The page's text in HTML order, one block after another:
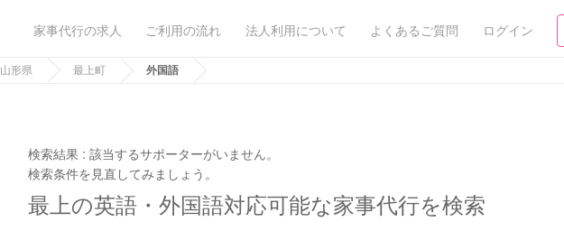
家事代行の求人 ご利用の流れ 法人利用について よくあるご質問 ログイン
山形県 最上町 外国語
検索結果 :該当するサポーターがいません。
検索条件を見直してみましょう。
最上の英語・外国語対応可能な家事代行を検索